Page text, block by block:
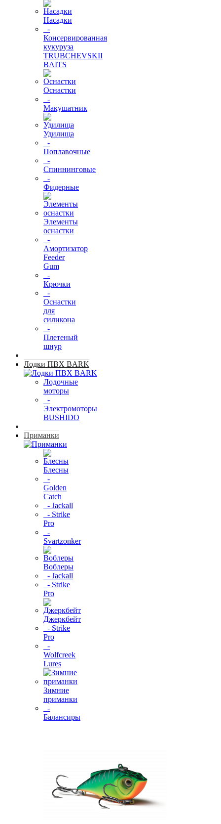
Насадки
-
Консервированная
кукуруза
TRUBCHEVSKII
BAITS
Оснастки
-
Макушатник
Удилища
-
Поплавочные
-
Спиннинговые
-
Фидерные
Элементы
оснастки
-
Амортизатор
Feeder
Gum
-
Крючки
-
Оснастки
для
силикона
-
Плетеный
шнур
Лодки ПВХ BARK
Лодочные
моторы
-
Электромоторы
BUSHIDO
Приманки
Блесны
-
Golden
Catch
- Jackall
- Strike
Pro
-
Svartzonker
Воблеры
- Jackall
- Strike
Pro
Джеркбейт
- Strike
Pro
-
Wolfcreek
Lures
Зимние
приманки
-
Балансиры